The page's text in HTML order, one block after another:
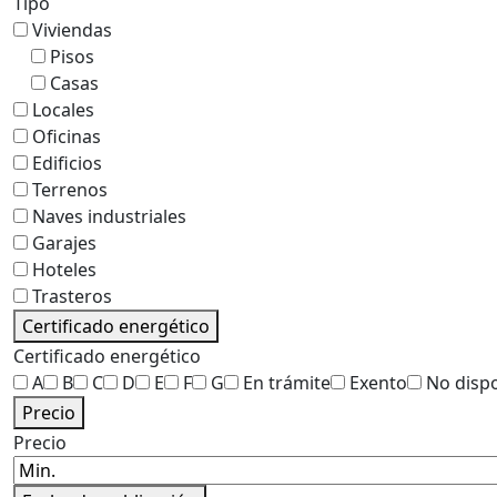
Viviendas
Pisos
Casas
Locales
Oficinas
Edificios
Terrenos
Naves industriales
Garajes
Hoteles
Trasteros
Certificado energético
Certificado energético
A
B C D E F G En trámite Exento
No
Precio
Precio